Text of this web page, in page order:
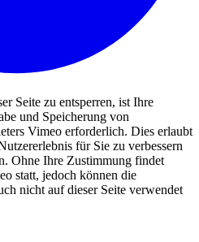
Seite zu entsperren, ist Ihre
und Speicherung von
Vimeo erforderlich. Dies erlaubt
für Sie zu verbessern
Ohne Ihre Zustimmung findet
statt, jedoch können die
nicht auf dieser Seite verwendet